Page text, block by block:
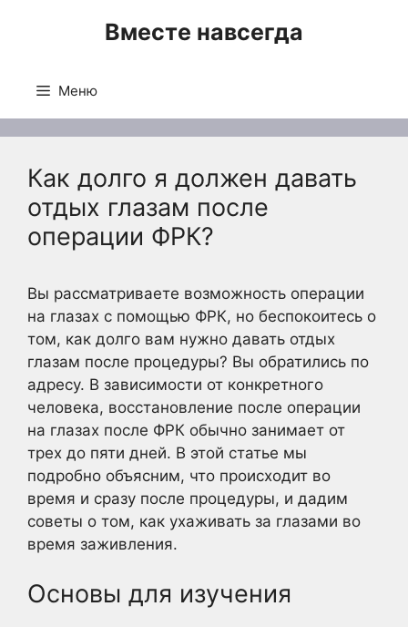
Вместе навсегда
Меню
Как долго я должен давать
отдых глазам после
операции ФРК?
Вы рассматриваете возможность операции
на глазах с помощью ФРК, но беспокоитесь о
том, как долго вам нужно давать отдых
глазам после процедуры? Вы обратились по
адресу. В зависимости от конкретного
человека, восстановление после операции
на глазах после ФРК обычно занимает от
трех до пяти дней. В этой статье мы
подробно объясним, что происходит во
время и сразу после процедуры, и дадим
советы о том, как ухаживать за глазами во
время заживления.
Основы для изучения